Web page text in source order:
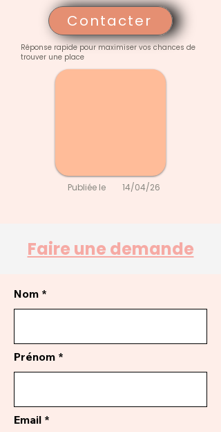
Contacter
Réponse rapide pour maximiser vos chances de
trouver une place
Publiée le 14/04/26
Faire une demande
Nom
Prénom
Email